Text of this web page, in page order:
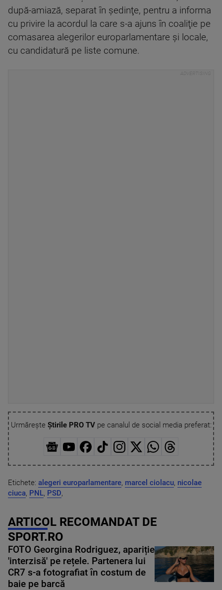
după-amiază, separat în şedinţe, pentru a informa
cu privire la acordul la care s-a ajuns în coaliţie pe
comasarea alegerilor europarlamentare şi locale,
cu candidatură pe liste comune.
Urmărește Știrile PRO TVpe canalul de social media preferat:
Etichete: alegeri europarlamentare, marcel ciolacu, nicolae
ciuca, PNL, PSD,
ARTICOL RECOMANDAT DE
SPORT.RO
FOTO Georgina Rodriguez, apariție
'interzisă' pe rețele. Partenera lui
CR7 s-a fotografiat în costum de
baie pe barcă